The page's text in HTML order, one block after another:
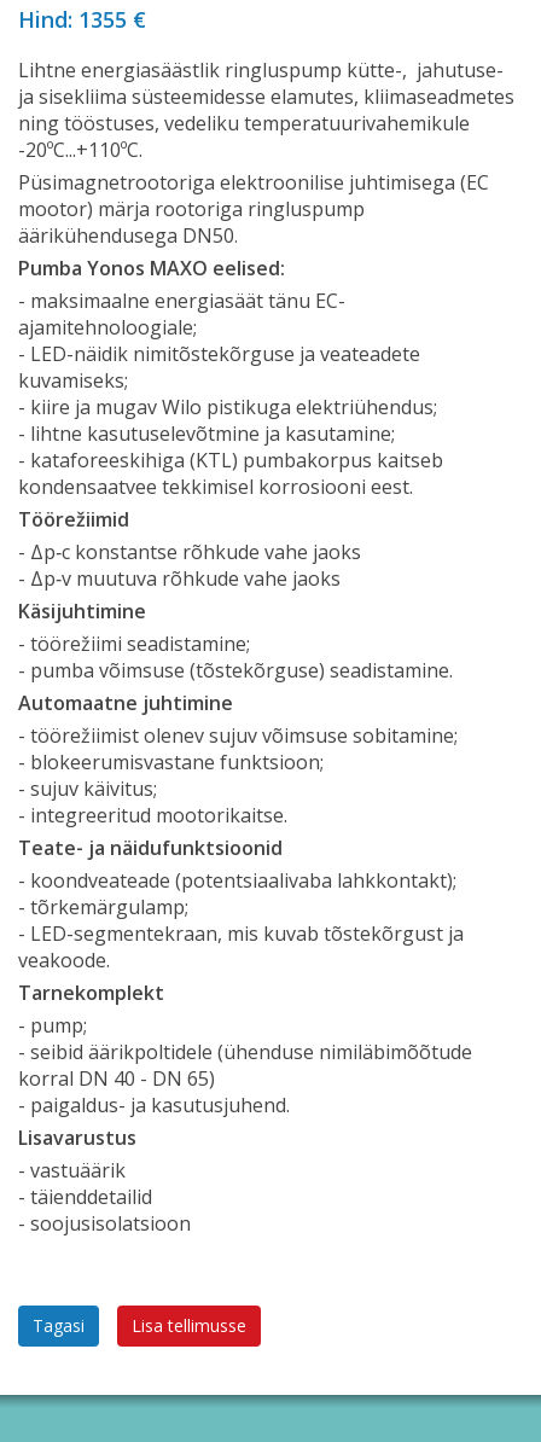
Hind: 1355 €
Lihtne energiasäästlik ringluspump kütte-, jahutuse-
ja sisekliima süsteemidesse elamutes, kliimaseadmetes
ning tööstuses, vedeliku temperatuurivahemikule
-20ºC...+110ºC.
Püsimagnetrootoriga elektroonilise juhtimisega (EC
mootor) märja rootoriga ringluspump
äärikühendusega DN50.
Pumba Yonos MAXO eelised:
- maksimaalne energiasäät tänu EC-
ajamitehnoloogiale;
- LED-näidik nimitõstekõrguse ja veateadete
kuvamiseks;
- kiire ja mugav Wilo pistikuga elektriühendus;
- lihtne kasutuselevõtmine ja kasutamine;
- kataforeeskihiga (KTL) pumbakorpus kaitseb
kondensaatvee tekkimisel korrosiooni eest.
Töörežiimid
- Δp‐c konstantse rõhkude vahe jaoks
- Δp‐v muutuva rõhkude vahe jaoks
Käsijuhtimine
- töörežiimi seadistamine;
- pumba võimsuse (tõstekõrguse) seadistamine.
Automaatne juhtimine
- töörežiimist olenev sujuv võimsuse sobitamine;
- blokeerumisvastane funktsioon;
- sujuv käivitus;
- integreeritud mootorikaitse.
Teate- ja näidufunktsioonid
- koondveateade (potentsiaalivaba lahkkontakt);
- tõrkemärgulamp;
- LED-segmentekraan, mis kuvab tõstekõrgust ja
veakoode.
Tarnekomplekt
- pump;
- seibid äärikpoltidele (ühenduse nimiläbimõõtude
korral DN 40 - DN 65)
- paigaldus- ja kasutusjuhend.
Lisavarustus
- vastuäärik
- täienddetailid
- soojusisolatsioon
Tagasi Lisa tellimusse